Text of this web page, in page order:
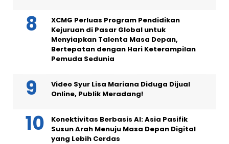
XCMG Perluas Program Pendidikan
Kejuruan di Pasar Global untuk
Menyiapkan Talenta Masa Depan,
Bertepatan dengan Hari Keterampilan
Pemuda Sedunia
Video Syur Lisa Mariana Diduga Dijual
Online, Publik Meradang!
Konektivitas Berbasis AI: Asia Pasifik
Susun Arah Menuju Masa Depan Digital
yang Lebih Cerdas